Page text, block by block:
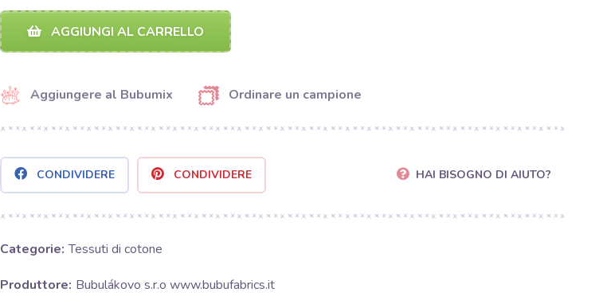
AGGIUNGI AL CARRELLO
Aggiungere al Bubumix Ordinare un campione
CONDIVIDERE CONDIVIDERE HAI BISOGNO DI AIUTO?
Categorie: Tessuti di cotone
Produttore: Bubulákovo s.r.o www.bubufabrics.it